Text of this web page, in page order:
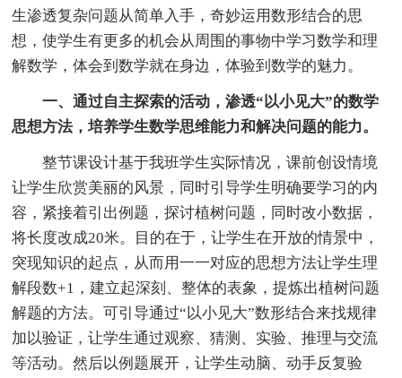
生渗透复杂问题从简单入手，奇妙运用数形结合的思
想，使学生有更多的机会从周围的事物中学习数学和理
解数学，体会到数学就在身边，体验到数学的魅力。
一、通过自主探索的活动，渗透“以小见大”的数学
思想方法，培养学生数学思维能力和解决问题的能力。
整节课设计基于我班学生实际情况，课前创设情境
让学生欣赏美丽的风景，同时引导学生明确要学习的内
容，紧接着引出例题，探讨植树问题，同时改小数据，
将长度改成20米。目的在于，让学生在开放的情景中，
突现知识的起点，从而用一一对应的思想方法让学生理
解段数+1，建立起深刻、整体的表象，提炼出植树问题
解题的方法。可引导通过“以小见大”数形结合来找规律
加以验证，让学生通过观察、猜测、实验、推理与交流
等活动。然后以例题展开，让学生动脑、动手反复验